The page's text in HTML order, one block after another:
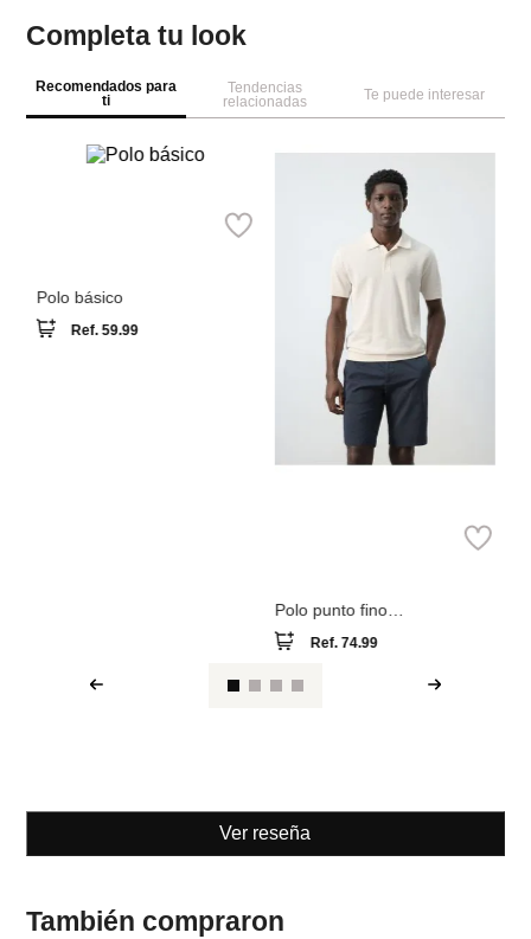
Completa tu look
Recomendados para
ti
Tendencias
relacionadas
Te puede interesar
Polo básico
Ref.59.99
Polo punto fino
microestructura
Ref. 74.99
Ver reseña
También compraron